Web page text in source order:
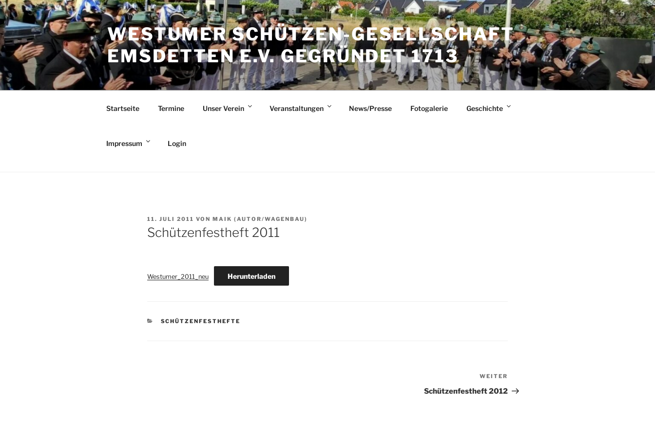
Zum
Inhalt
springen
WESTUMER SCHÜTZEN-GESELLSCHAFT
EMSDETTEN E.V. GEGRÜNDET 1713
Startseite Termine Unser Verein Veranstaltungen News/Presse Fotogalerie Geschichte
Impressum Login
VERÖFFENTLICHT
AM
11. JULI 2011 VON MAIK (AUTOR/WAGENBAU)
Schützenfestheft 2011
Westumer_2011_neu Herunterladen
KATEGORIEN
SCHÜTZENFESTHEFTE
Beitrag
WEITER
Schützenfestheft 2012